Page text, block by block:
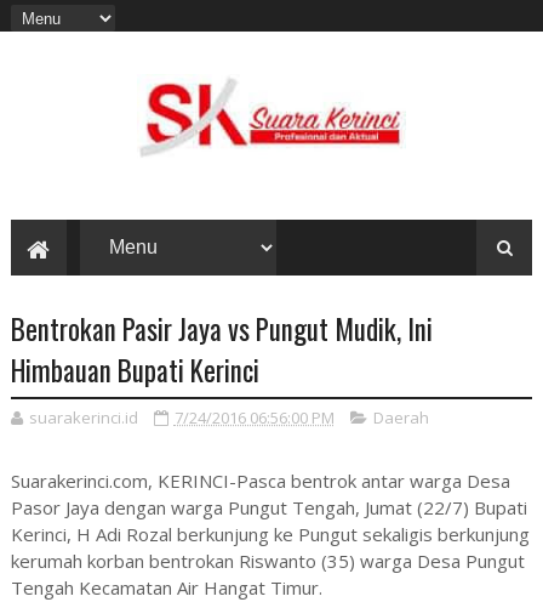
Bentrokan Pasir Jaya vs Pungut Mudik, Ini
Himbauan Bupati Kerinci
suarakerinci.id 7/24/2016 06:56:00 PM Daerah
Suarakerinci.com, KERINCI-Pasca bentrok antar warga Desa
Pasor Jaya dengan warga Pungut Tengah, Jumat (22/7) Bupati
Kerinci, H Adi Rozal berkunjung ke Pungut sekaligis berkunjung
kerumah korban bentrokan Riswanto (35) warga Desa Pungut
Tengah Kecamatan Air Hangat Timur.